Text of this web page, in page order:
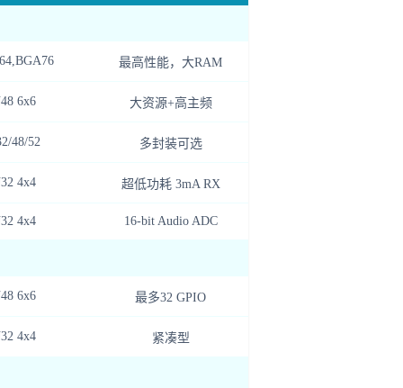
最高性能，大RAM
6x6 大资源+高主频
48/52 多封装可选
4x4 超低功耗 3mA RX
4x4 16-bit Audio ADC
6x6 最多32 GPIO
4x4 紧凑型